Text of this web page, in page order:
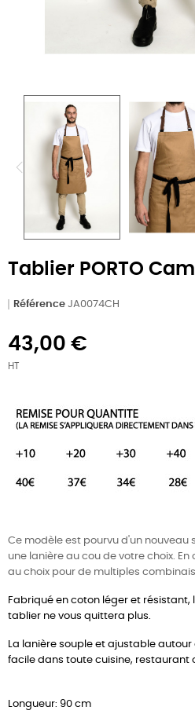
Tablier PORTO
Référence JA0074CH
43,00 €
HT
Ce modèle est pourvu d'un nouveau
une lanière au cou de votre choix.
au choix pour de multiples
Fabriqué en coton léger et
tablier ne vous quittera plus.
La lanière souple et ajustable
facile dans toute cuisine, restaurant
Longueur: 90 cm